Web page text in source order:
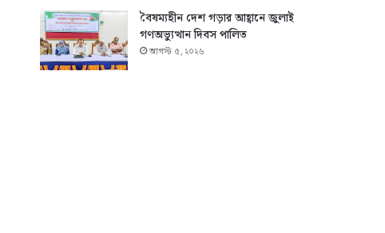
বৈষম্যহীন দেশ গড়ার আহ্বানে জুলাই
গণঅভ্যুত্থান দিবস পালিত
আগস্ট ৫, ২০২৬